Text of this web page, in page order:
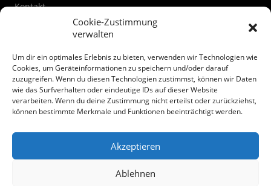
Cookie-Zustimmung
verwalten
Um dir ein optimales Erlebnis zu bieten, verwenden wir Technologien wie
Cookies, um Geräteinformationen zu speichern und/oder darauf
zuzugreifen. Wenn du diesen Technologien zustimmst, können wir Daten
wie das Surfverhalten oder eindeutige IDs auf dieser Website
verarbeiten. Wenn du deine Zustimmung nicht erteilst oder zurückziehst,
können bestimmte Merkmale und Funktionen beeinträchtigt werden.
Akzeptieren
Ablehnen
Kontakt
Kontaktformular
Datenschutzerklärung
Cookie-Richtlinie (EU)
Spenden